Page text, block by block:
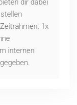
dir dabei
1x
internen